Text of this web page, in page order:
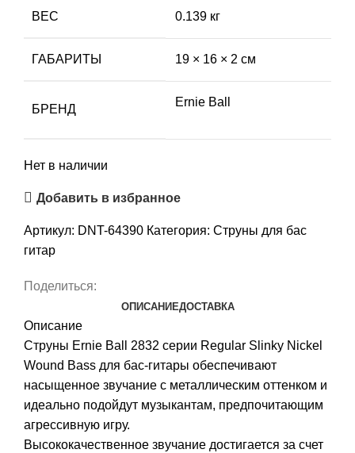
ВЕС 0.139 кг
ГАБАРИТЫ 19 × 16 × 2 см
БРЕНД
Ernie Ball
Нет в наличии
Добавить в избранное
Артикул: DNT-64390 Категория: Струны для бас
гитар
Поделиться:
ОПИСАНИЕДОСТАВКА
Описание
Струны Ernie Ball 2832 серии Regular Slinky Nickel
Wound Bass для бас-гитары обеспечивают
насыщенное звучание с металлическим оттенком и
идеально подойдут музыкантам, предпочитающим
агрессивную игру.
Высококачественное звучание достигается за счет